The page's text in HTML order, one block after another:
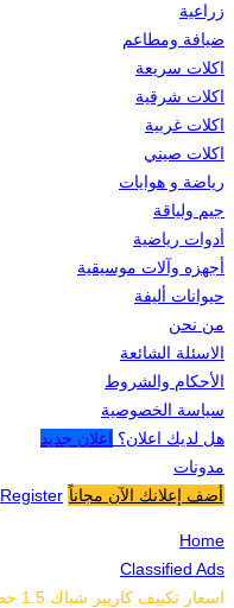
زراعية
ضيافة ومطاعم
اكلات سريعة
اكلات شرقية
اكلات غربية
اكلات صيني
رياضة و هوايات
جيم ولياقة
أدوات رياضية
أجهزه وآلات موسيقية
حيوانات أليفة
من نحن
الاسئلة الشائعة
الأحكام والشروط
سياسة الخصوصية
هل لديك اعلان؟ اعلان جديد
مدونات
Register أضف إعلانك الآن مجاناً
Home
Classified Ads
اسعار تكييف كاريير شباك 1.5 حصان